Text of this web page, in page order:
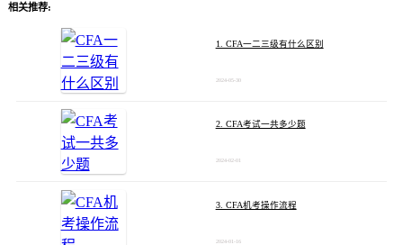
相关推荐:
1. CFA一二三级有什么区别
2024-05-30
2. CFA考试一共多少题
2024-02-01
3. CFA机考操作流程
2024-01-16